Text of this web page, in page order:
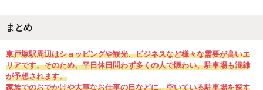
まとめ
東戸塚駅周辺はショッピングや観光、ビジネスなど様々な需要が高いエ
リアです。そのため、平日休日問わず多くの人で賑わい、駐車場も混雑
が予想されます。
家族でのおでかけや大事なお仕事の日などに、空いている駐車場を探す